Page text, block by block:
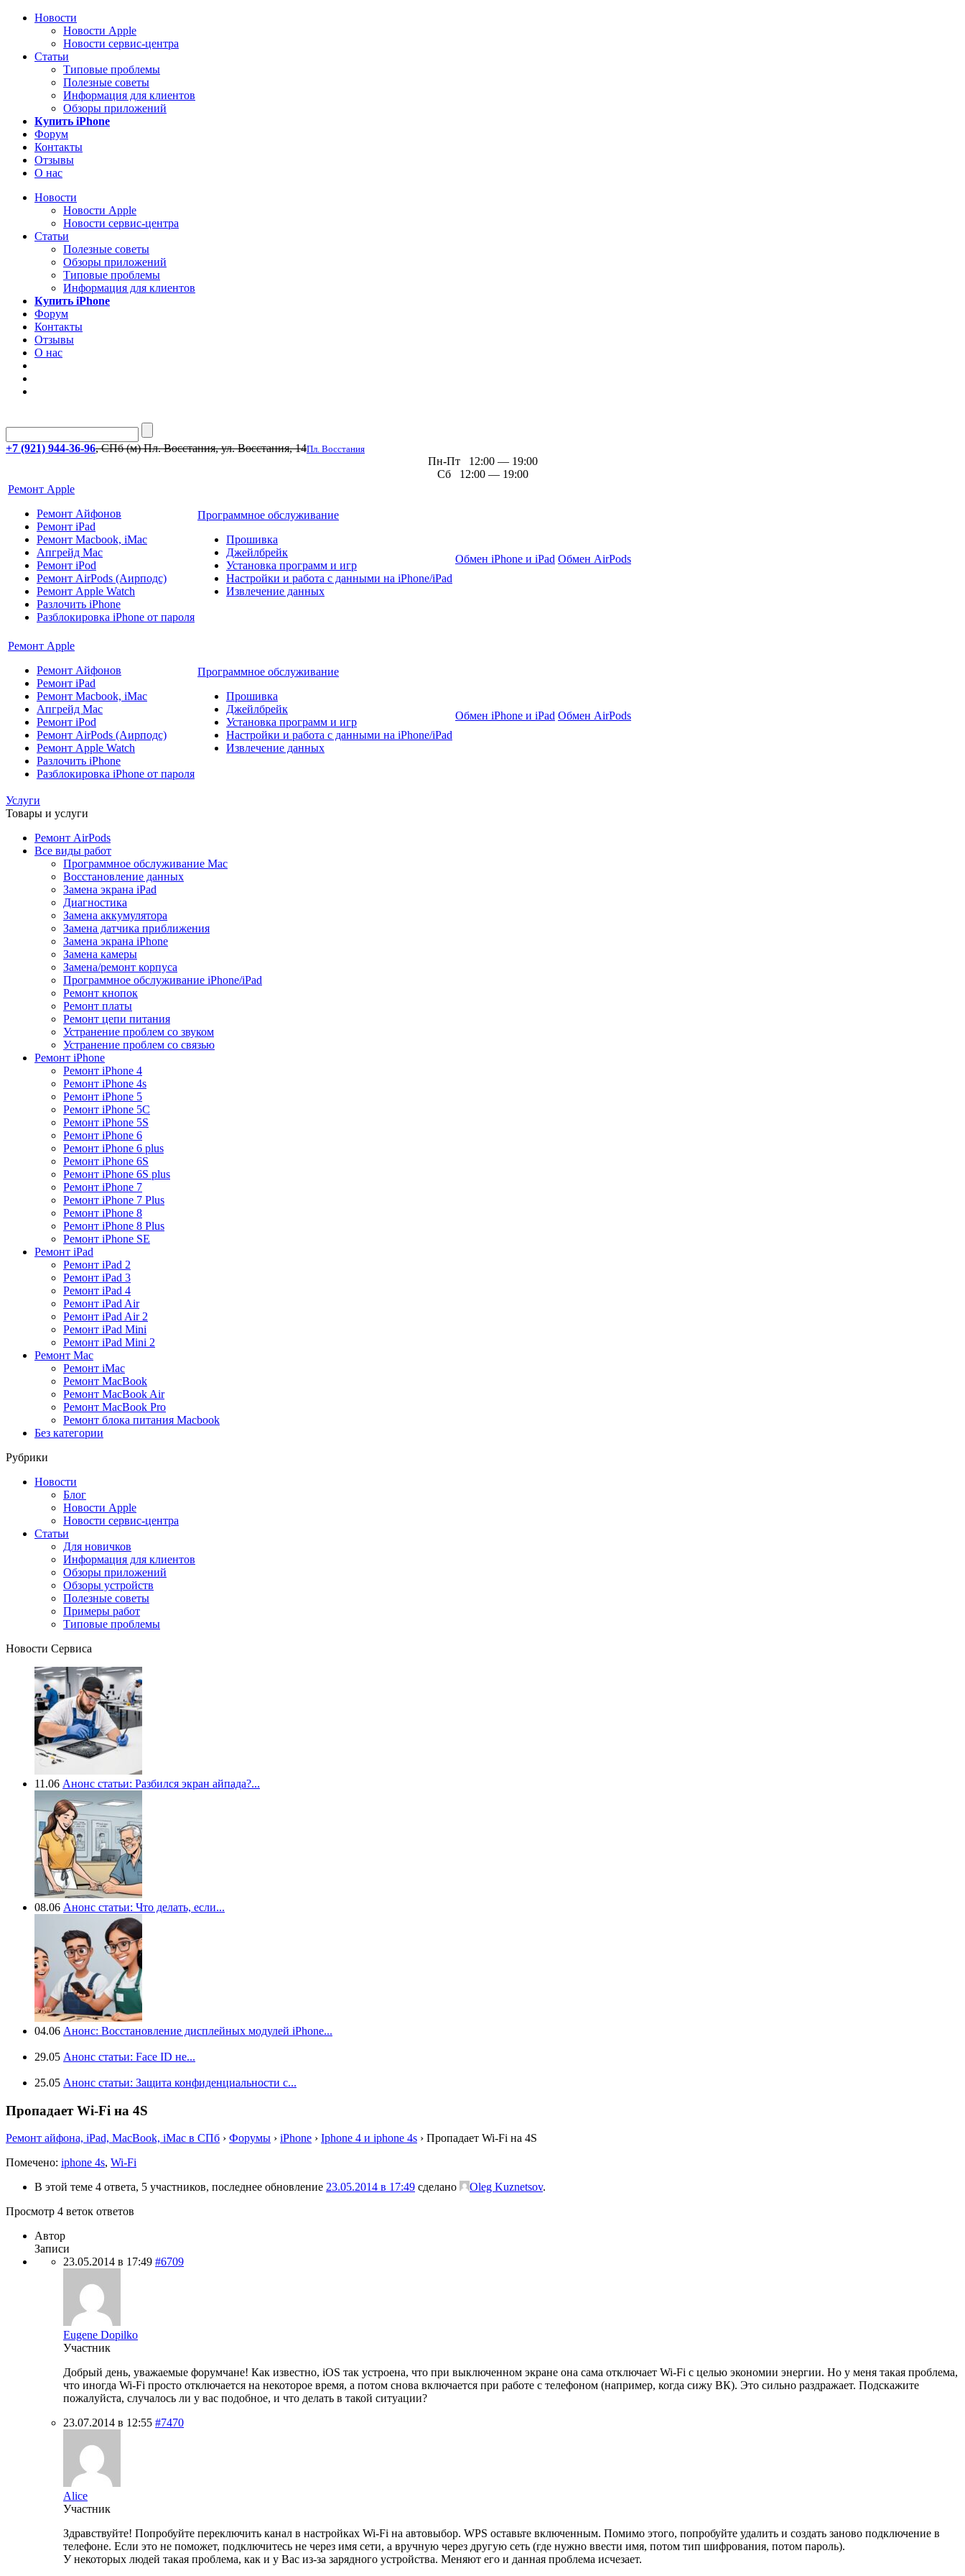
Новости
Новости Apple
Новости сервис-центра
Статьи
Типовые проблемы
Полезные советы
Информация для клиентов
Обзоры приложений
Купить iPhone
Форум
Контакты
Отзывы
О нас
Новости
Новости Apple
Новости сервис-центра
Статьи
Полезные советы
Обзоры приложений
Типовые проблемы
Информация для клиентов
Купить iPhone
Форум
Контакты
Отзывы
О нас
+7 (921) 944-36-96, СПб (м) Пл. Восстания, ул. Восстания, 14Пл. Восстания
Пн-Пт 12:00 — 19:00
Сб 12:00 — 19:00
Ремонт Apple
Ремонт Айфонов
Ремонт iPad
Ремонт Macbook, iMac
Апгрейд Mac
Ремонт iPod
Ремонт AirPods (Аирподс)
Ремонт Apple Watch
Разлочить iPhone
Разблокировка iPhone от пароля
Программное обслуживание
Прошивка
Джейлбрейк
Установка программ и игр
Настройки и работа с данными на iPhone/iPad
Извлечение данных
Обмен iPhone и iPad Обмен AirPods
Ремонт Apple
Ремонт Айфонов
Ремонт iPad
Ремонт Macbook, iMac
Апгрейд Mac
Ремонт iPod
Ремонт AirPods (Аирподс)
Ремонт Apple Watch
Разлочить iPhone
Разблокировка iPhone от пароля
Программное обслуживание
Прошивка
Джейлбрейк
Установка программ и игр
Настройки и работа с данными на iPhone/iPad
Извлечение данных
Обмен iPhone и iPad Обмен AirPods
Услуги
Товары и услуги
Ремонт AirPods
Все виды работ
Программное обслуживание Mac
Восстановление данных
Замена экрана iPad
Диагностика
Замена аккумулятора
Замена датчика приближения
Замена экрана iPhone
Замена камеры
Замена/ремонт корпуса
Программное обслуживание iPhone/iPad
Ремонт кнопок
Ремонт платы
Ремонт цепи питания
Устранение проблем со звуком
Устранение проблем со связью
Ремонт iPhone
Ремонт iPhone 4
Ремонт iPhone 4s
Ремонт iPhone 5
Ремонт iPhone 5C
Ремонт iPhone 5S
Ремонт iPhone 6
Ремонт iPhone 6 plus
Ремонт iPhone 6S
Ремонт iPhone 6S plus
Ремонт iPhone 7
Ремонт iPhone 7 Plus
Ремонт iPhone 8
Ремонт iPhone 8 Plus
Ремонт iPhone SE
Ремонт iPad
Ремонт iPad 2
Ремонт iPad 3
Ремонт iPad 4
Ремонт iPad Air
Ремонт iPad Air 2
Ремонт iPad Mini
Ремонт iPad Mini 2
Ремонт Mac
Ремонт iMac
Ремонт MacBook
Ремонт MacBook Air
Ремонт MacBook Pro
Ремонт блока питания Macbook
Без категории
Рубрики
Новости
Блог
Новости Apple
Новости сервис-центра
Статьи
Для новичков
Информация для клиентов
Обзоры приложений
Обзоры устройств
Полезные советы
Примеры работ
Типовые проблемы
Новости Сервиса
11.06 Анонс статьи: Разбился экран айпада?...
08.06 Анонс статьи: Что делать, если...
04.06 Анонс: Восстановление дисплейных модулей iPhone...
29.05 Анонс статьи: Face ID не...
25.05 Анонс статьи: Защита конфиденциальности с...
Пропадает Wi-Fi на 4S
Ремонт айфона, iPad, MacBook, iMac в СПб › Форумы › iPhone › Iphone 4 и iphone 4s › Пропадает Wi-Fi на 4S
Помечено: iphone 4s, Wi-Fi
В этой теме 4 ответа, 5 участников, последнее обновление 23.05.2014 в 17:49 сделано Oleg Kuznetsov.
Просмотр 4 веток ответов
Автор
Записи
23.05.2014 в 17:49 #6709
Eugene Dopilko
Участник
Добрый день, уважаемые форумчане! Как известно, iOS так устроена, что при выключенном экране она сама отключает Wi-Fi с целью экономии энергии. Но у меня такая проблема,
что иногда Wi-Fi просто отключается на некоторое время, а потом снова включается при работе с телефоном (например, когда сижу ВК). Это сильно раздражает. Подскажите
пожалуйста, случалось ли у вас подобное, и что делать в такой ситуации?
23.07.2014 в 12:55 #7470
Alice
Участник
Здравствуйте! Попробуйте переключить канал в настройках Wi-Fi на автовыбор. WPS оставьте включенным. Помимо этого, попробуйте удалить и создать заново подключение в
телефоне. Если это не поможет, подключитесь не через имя сети, а вручную через другую сеть (где нужно ввести имя, потом тип шифрования, потом пароль).
У некоторых людей такая проблема, как и у Вас из-за зарядного устройства. Меняют его и данная проблема исчезает.